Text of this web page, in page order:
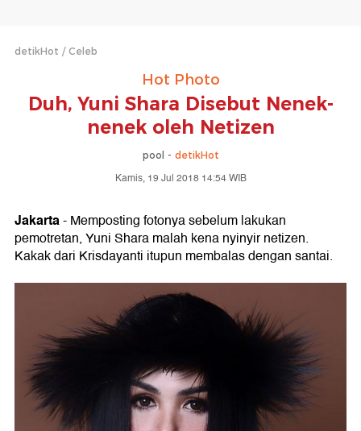
detikHot Celeb
Hot Photo
Duh, Yuni Shara Disebut Nenek-
nenek oleh Netizen
pool - detikHot
Kamis, 19 Jul 2018 14:54 WIB
Jakarta- Memposting fotonya sebelum lakukan
pemotretan, Yuni Shara malah kena nyinyir netizen.
Kakak dari Krisdayanti itupun membalas dengan santai.